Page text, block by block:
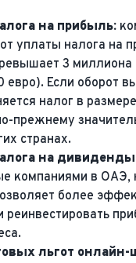
на прибыль:
уплаты налога на
3
евро). Если оборот
налог в
прежнему
странах.
на
компаниями в ОАЭ,
более
реинвестировать
льгот онлайн-